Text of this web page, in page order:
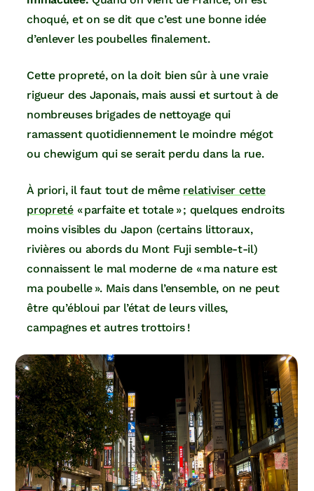
choqué, et on se dit que c’est une bonne idée
d’enlever les poubelles finalement.
Cette propreté, on la doit bien sûr à une vraie
rigueur des Japonais, mais aussi et surtout à de
nombreuses brigades de nettoyage qui
ramassent quotidiennement le moindre mégot
ou chewigum qui se serait perdu dans la rue.
À priori, il faut tout de même relativiser cette
propreté« parfaite et totale » ; quelques endroits
moins visibles du Japon (certains littoraux,
rivières ou abords du Mont Fuji semble-t-il)
connaissent le mal moderne de « ma nature est
ma poubelle ». Mais dans l’ensemble, on ne peut
être qu’ébloui par l’état de leurs villes,
campagnes et autres trottoirs !